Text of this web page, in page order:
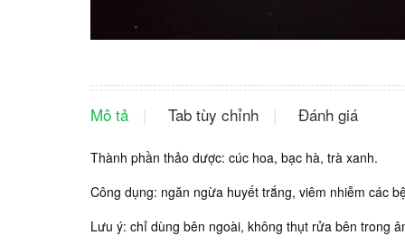
Mô tả Tab tùy chỉnh Đánh giá
Thành phần thảo dược: cúc hoa, bạc hà, trà xanh.
Công dụng: ngăn ngừa huyết trắng, viêm nhiễm các
Lưu ý: chỉ dùng bên ngoài, không thụt rửa bên trong